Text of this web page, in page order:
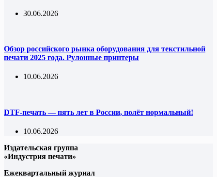
30.06.2026
Обзор российского рынка оборудования для текстильной
печати 2025 года. Рулонные принтеры
10.06.2026
DTF-печать — пять лет в России, полёт нормальный!
10.06.2026
Издательская группа
«Индустрия печати»
Ежеквартальный журнал